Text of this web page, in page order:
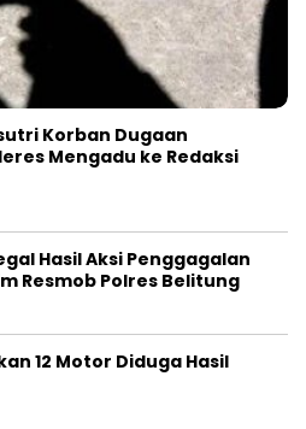
Korban Dugaan
Mengadu ke Redaksi
Hasil Aksi Penggagalan
Resmob Polres Belitung
12 Motor Diduga Hasil